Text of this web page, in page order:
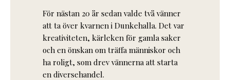
För nästan 20 år sedan valde två vänner
att ta över kvarnen i Dunkehalla. Det var
kreativiteten, kärleken för gamla saker
och en önskan om träffa människor och
ha roligt, som drev vännerna att starta
en diversehandel.